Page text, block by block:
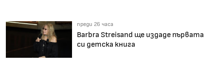
преди 26 часа
Barbra Streisand ще издаде първата
си детска книга